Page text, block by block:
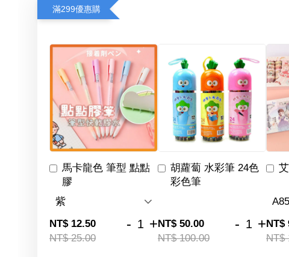
滿299優惠購
馬卡龍色 筆型 點點
膠
NT$ 12.50
NT$ 25.00
- +
胡蘿蔔 水彩筆 24色
彩色筆
NT$ 50.00
NT$ 100.00
- +NT$
NT$